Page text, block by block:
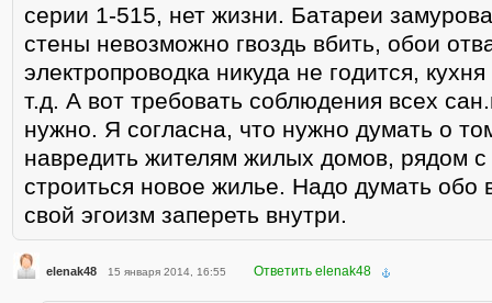
серии 1-515, нет жизни. Батареи
стены невозможно гвоздь вбить, обои
электропроводка никуда не годится,
т.д. А вот требовать соблюдения всех
нужно. Я согласна, что нужно думать о
навредить жителям жилых домов, рядом с
строиться новое жилье. Надо думать обо
свой эгоизм запереть внутри.
elenak48 15 января 2014, 16:55 Ответить elenak48